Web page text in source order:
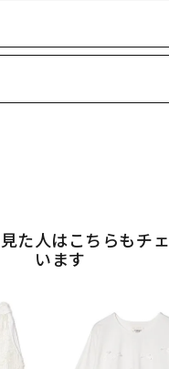
た人はこちらもチ
います